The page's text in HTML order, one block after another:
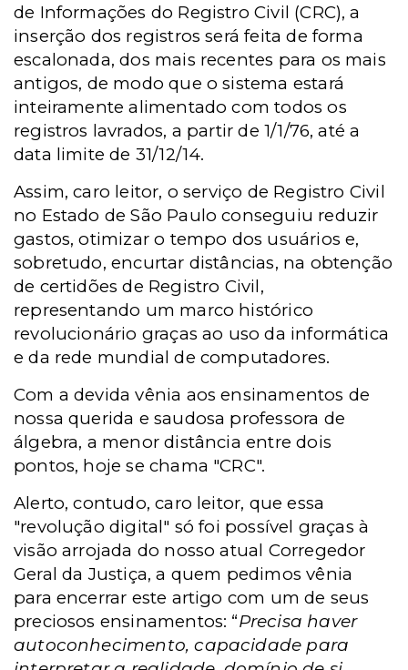
de Informações do Registro Civil (CRC), a
inserção dos registros será feita de forma
escalonada, dos mais recentes para os mais
antigos, de modo que o sistema estará
inteiramente alimentado com todos os
registros lavrados, a partir de 1/1/76, até a
data limite de 31/12/14.
Assim, caro leitor, o serviço de Registro Civil
no Estado de São Paulo conseguiu reduzir
gastos, otimizar o tempo dos usuários e,
sobretudo, encurtar distâncias, na obtenção
de certidões de Registro Civil,
representando um marco histórico
revolucionário graças ao uso da informática
e da rede mundial de computadores.
Com a devida vênia aos ensinamentos de
nossa querida e saudosa professora de
álgebra, a menor distância entre dois
pontos, hoje se chama "CRC".
Alerto, contudo, caro leitor, que essa
"revolução digital" só foi possível graças à
visão arrojada do nosso atual Corregedor
Geral da Justiça, a quem pedimos vênia
para encerrar este artigo com um de seus
preciosos ensinamentos: “Precisa haver
autoconhecimento, capacidade para